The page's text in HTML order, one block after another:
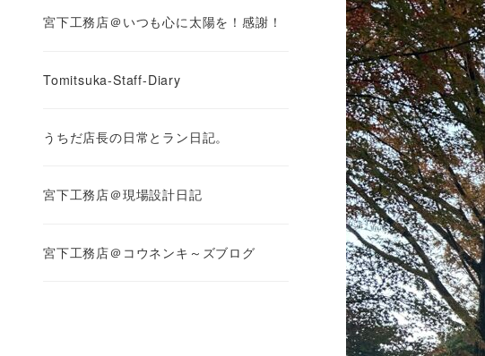
宮下工務店＠いつも心に太陽を！感謝！
Tomitsuka-Staff-Diary
うちだ店長の日常とラン日記。
宮下工務店＠現場設計日記
宮下工務店＠コウネンキ～ズブログ